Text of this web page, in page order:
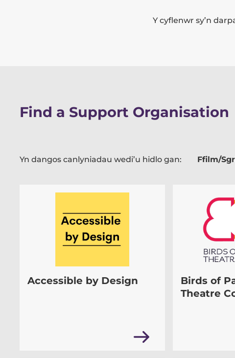
Y cyflenwr sy’n
Find a Support Organisation
Yn dangos canlyniadau wedi’u hidlo gan: Ffilm/
Accessible by Design
Birds of
Theatre